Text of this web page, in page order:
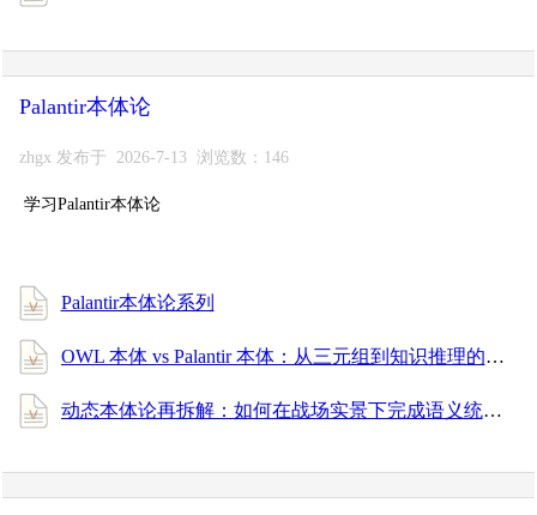
Palantir本体论
zhgx 发布于 2026-7-13 浏览数：146
学习Palantir本体论
Palantir本体论系列
OWL 本体 vs Palantir 本体：从三元组到知识推理的全面进阶指南
动态本体论再拆解：如何在战场实景下完成语义统一与消歧？